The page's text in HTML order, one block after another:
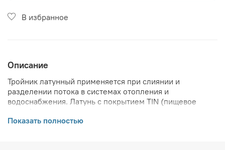
В избранное
Описание
Тройник латунный применяется при слиянии и
разделении потока в системах отопления и
водоснабжения. Латунь с покрытием TIN (пищевое
Показать полностью